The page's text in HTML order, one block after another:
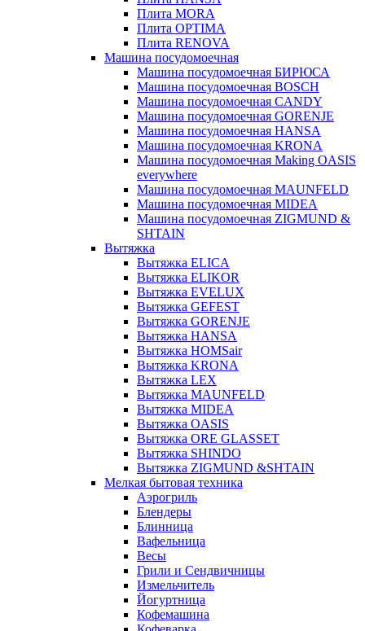
Плита MORA
Плита OPTIMA
Плита RENOVA
Машина посудомоечная
Машина посудомоечная БИРЮСА
Машина посудомоечная BOSCH
Машина посудомоечная CANDY
Машина посудомоечная GORENJE
Машина посудомоечная HANSA
Машина посудомоечная KRONA
Машина посудомоечная Making OASIS
everywhere
Машина посудомоечная MAUNFELD
Машина посудомоечная MIDEA
Машина посудомоечная ZIGMUND &
SHTAIN
Вытяжка
Вытяжка ELICA
Вытяжка ELIKOR
Вытяжка EVELUX
Вытяжка GEFEST
Вытяжка GORENJE
Вытяжка HANSA
Вытяжка HOMSair
Вытяжка KRONA
Вытяжка LEX
Вытяжка MAUNFELD
Вытяжка MIDEA
Вытяжка OASIS
Вытяжка ORE GLASSET
Вытяжка SHINDO
Вытяжка ZIGMUND &SHTAIN
Мелкая бытовая техника
Аэрогриль
Блендеры
Блинница
Вафельница
Весы
Грили и Сендвичницы
Измельчитель
Йогуртница
Кофемашина